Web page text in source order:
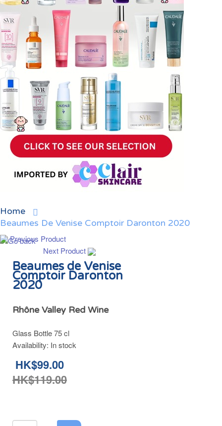
Home
Beaumes De Venise Comptoir Daronton 2020
Previous Product
Next Product
Beaumes de Venise
Comptoir Daronton
2020
Rhône Valley Red Wine
Glass Bottle 75 cl
Availability: In stock
HK$99.00
HK$119.00